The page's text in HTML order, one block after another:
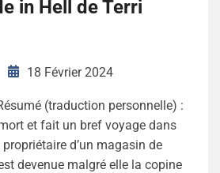
in Hell de Terri
18 Février 2024
(traduction personnelle) :
et fait un bref voyage dans
propriétaire d’un magasin de
devenue malgré elle la copine